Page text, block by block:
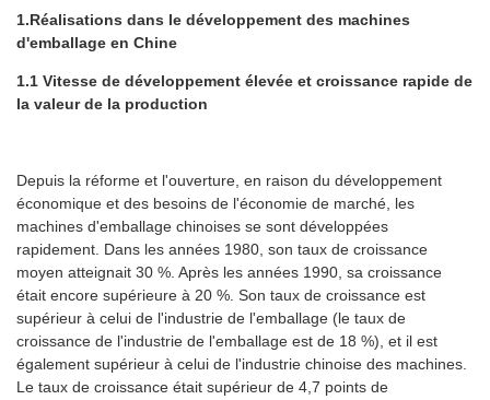
1.Réalisations dans le développement des machines
d'emballage en Chine
1.1 Vitesse de développement élevée et croissance rapide de
la valeur de la production
Depuis la réforme et l'ouverture, en raison du développement
économique et des besoins de l'économie de marché, les
machines d'emballage chinoises se sont développées
rapidement. Dans les années 1980, son taux de croissance
moyen atteignait 30 %. Après les années 1990, sa croissance
était encore supérieure à 20 %. Son taux de croissance est
supérieur à celui de l'industrie de l'emballage (le taux de
croissance de l'industrie de l'emballage est de 18 %), et il est
également supérieur à celui de l'industrie chinoise des machines.
Le taux de croissance était supérieur de 4,7 points de